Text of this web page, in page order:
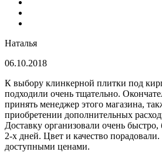
Наталья
06.10.2018
К выбору клинкерной плитки под
подходили очень тщательно.
принять менеджер этого магазина,
приобретении дополнительных
Доставку организовали очень быстро,
2-х дней. Цвет и качество
доступными ценами.